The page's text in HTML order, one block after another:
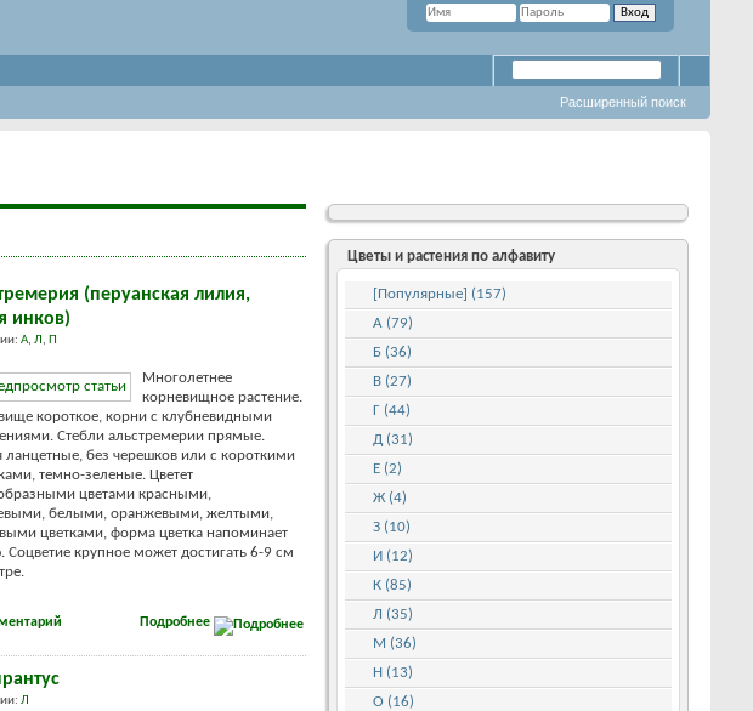
Расширенный поиск
(перуанская лилия,
инков)
А, Л , П
Многолетнее
корневищное растение.
короткое, корни с клубневидными
Стебли альстремерии прямые.
ланцетные, без черешков или с короткими
темно-зеленые. Цветет
цветами красными,
белыми, оранжевыми, желтыми,
цветками, форма цветка напоминает
Соцветие крупное может достигать 6-9 см
Подробнее
Л
Цветы и растения по алфавиту
[Популярные] (157)
А (79)
Б (36)
В (27)
Г (44)
Д (31)
Е (2)
Ж (4)
З (10)
И (12)
К (85)
Л (35)
М (36)
Н (13)
О (16)